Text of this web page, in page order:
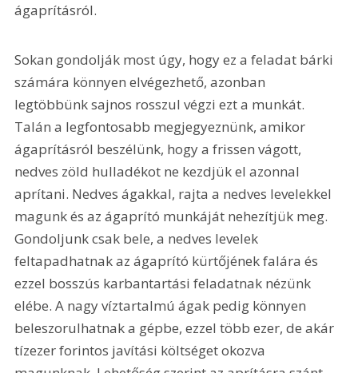
ágaprításról.
Sokan gondolják most úgy, hogy ez a feladat bárki
számára könnyen elvégezhető, azonban
legtöbbünk sajnos rosszul végzi ezt a munkát.
Talán a legfontosabb megjegyeznünk, amikor
ágaprításról beszélünk, hogy a frissen vágott,
nedves zöld hulladékot ne kezdjük el azonnal
aprítani. Nedves ágakkal, rajta a nedves levelekkel
magunk és az ágaprító munkáját nehezítjük meg.
Gondoljunk csak bele, a nedves levelek
feltapadhatnak az ágaprító kürtőjének falára és
ezzel bosszús karbantartási feladatnak nézünk
elébe. A nagy víztartalmú ágak pedig könnyen
beleszorulhatnak a gépbe, ezzel több ezer, de akár
tízezer forintos javítási költséget okozva